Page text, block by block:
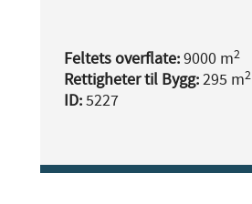
Feltets overflate:9000 m2
Rettigheter til Bygg:295 m2
ID:5227